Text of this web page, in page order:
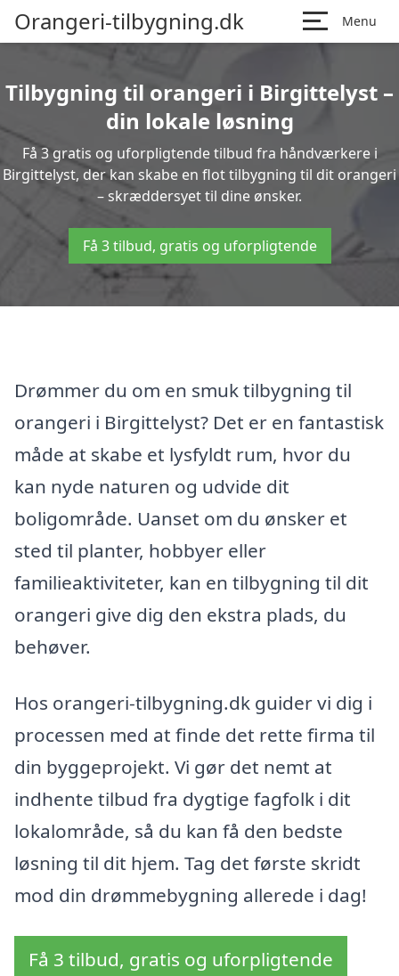
Orangeri-tilbygning.dk Menu
Tilbygning til orangeri i Birgittelyst –
din lokale løsning
Få 3 gratis og uforpligtende tilbud fra håndværkere i
Birgittelyst, der kan skabe en flot tilbygning til dit orangeri
– skræddersyet til dine ønsker.
Få 3 tilbud, gratis og uforpligtende
Drømmer du om en smuk tilbygning til
orangeri i Birgittelyst? Det er en fantastisk
måde at skabe et lysfyldt rum, hvor du
kan nyde naturen og udvide dit
boligområde. Uanset om du ønsker et
sted til planter, hobbyer eller
familieaktiviteter, kan en tilbygning til dit
orangeri give dig den ekstra plads, du
behøver.
Hos orangeri-tilbygning.dk guider vi dig i
processen med at finde det rette firma til
din byggeprojekt. Vi gør det nemt at
indhente tilbud fra dygtige fagfolk i dit
lokalområde, så du kan få den bedste
løsning til dit hjem. Tag det første skridt
mod din drømmebygning allerede i dag!
Få 3 tilbud, gratis og uforpligtende